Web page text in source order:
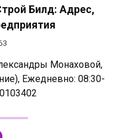
Билд: Адрес,
Монаховой,
Ежедневно: 08:30-